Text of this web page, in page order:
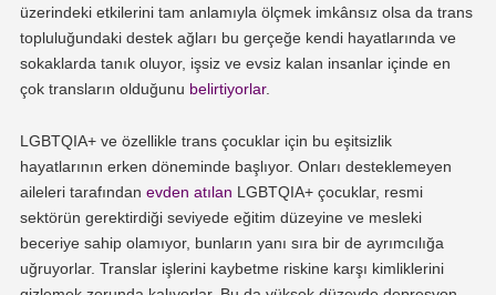
üzerindeki etkilerini tam anlamıyla ölçmek imkânsız olsa da trans
topluluğundaki destek ağları bu gerçeğe kendi hayatlarında ve
sokaklarda tanık oluyor, işsiz ve evsiz kalan insanlar içinde en
çok transların olduğunu belirtiyorlar.
LGBTQIA+ ve özellikle trans çocuklar için bu eşitsizlik
hayatlarının erken döneminde başlıyor. Onları desteklemeyen
aileleri tarafından evden atılan LGBTQIA+ çocuklar, resmi
sektörün gerektirdiği seviyede eğitim düzeyine ve mesleki
beceriye sahip olamıyor, bunların yanı sıra bir de ayrımcılığa
uğruyorlar. Translar işlerini kaybetme riskine karşı kimliklerini